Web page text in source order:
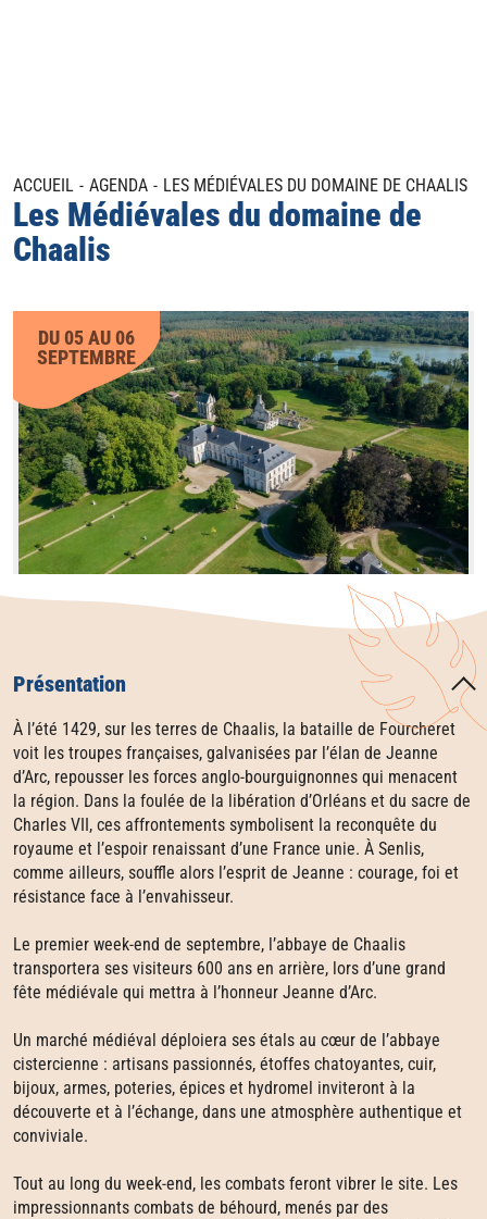
ACCUEIL AGENDA LES MÉDIÉVALES DU DOMAINE DE CHAALIS
Les Médiévales du domaine de
Chaalis
DU 05 AU 06
SEPTEMBRE
Présentation
À l’été 1429, sur les terres de Chaalis, la bataille de Fourcheret
voit les troupes françaises, galvanisées par l’élan de Jeanne
d’Arc, repousser les forces anglo-bourguignonnes qui menacent
la région. Dans la foulée de la libération d’Orléans et du sacre de
Charles VII, ces affrontements symbolisent la reconquête du
royaume et l’espoir renaissant d’une France unie. À Senlis,
comme ailleurs, souffle alors l’esprit de Jeanne : courage, foi et
résistance face à l’envahisseur.
Le premier week-end de septembre, l’abbaye de Chaalis
transportera ses visiteurs 600 ans en arrière, lors d’une grand
fête médiévale qui mettra à l’honneur Jeanne d’Arc.
Un marché médiéval déploiera ses étals au cœur de l’abbaye
cistercienne : artisans passionnés, étoffes chatoyantes, cuir,
bijoux, armes, poteries, épices et hydromel inviteront à la
découverte et à l’échange, dans une atmosphère authentique et
conviviale.
Tout au long du week-end, les combats feront vibrer le site. Les
impressionnants combats de béhourd, menés par des